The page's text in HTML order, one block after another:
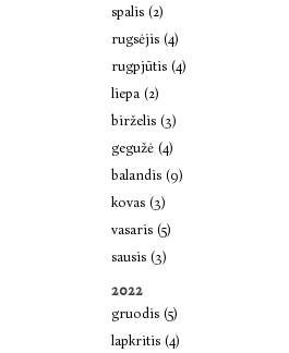
spalis (2)
rugsėjis (4)
rugpjūtis (4)
liepa (2)
birželis (3)
gegužė (4)
balandis (9)
kovas (3)
vasaris (5)
sausis (3)
2022
gruodis (5)
lapkritis (4)